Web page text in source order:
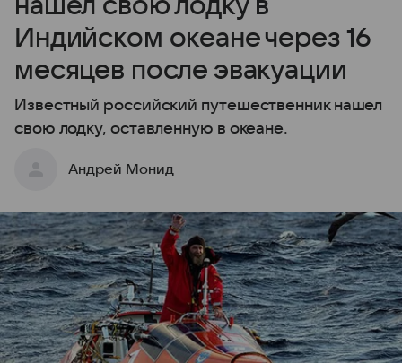
нашел свою лодку в
Индийском океане через 16
месяцев после эвакуации
Известный российский путешественник нашел
свою лодку, оставленную в океане.
Андрей Монид